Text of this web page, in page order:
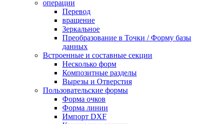
операции
Перевод
вращение
Зеркальное
Преобразование в Точки / Форму базы
данных
Встроенные и составные секции
Несколько форм
Композитные разделы
Вырезы и Отверстия
Пользовательские формы
Форма очков
Форма линии
Импорт DXF